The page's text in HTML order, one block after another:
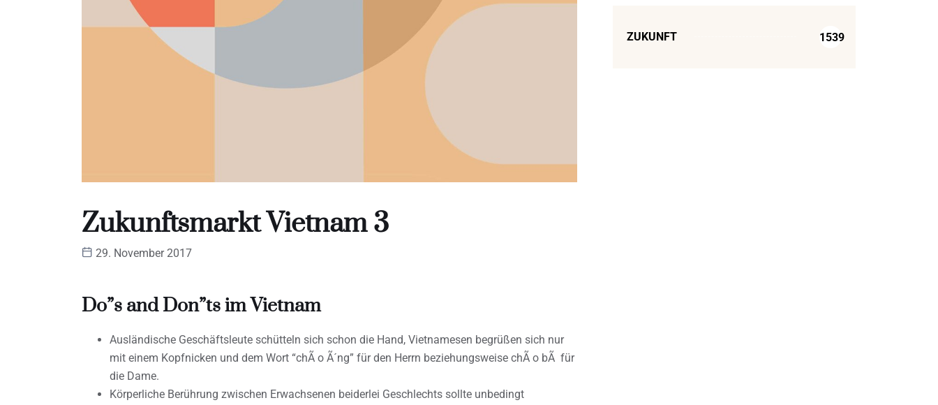
Zukunftsmarkt Vietnam 3
29. November 2017
Do”s and Don”ts im Vietnam
Ausländische Geschäftsleute schütteln sich schon die Hand, Vietnamesen begrüßen sich nur
mit einem Kopfnicken und dem Wort “chÃ o Ã´ng” für den Herrn beziehungsweise chÃ o bÃ für
die Dame.
Körperliche Berührung zwischen Erwachsenen beiderlei Geschlechts sollte unbedingt
ZUKUNFT 1539